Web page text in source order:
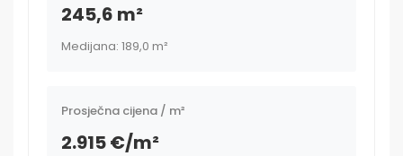
245,6 m²
Medijana: 189,0 m²
Prosječna cijena / m²
2.915 €/m²